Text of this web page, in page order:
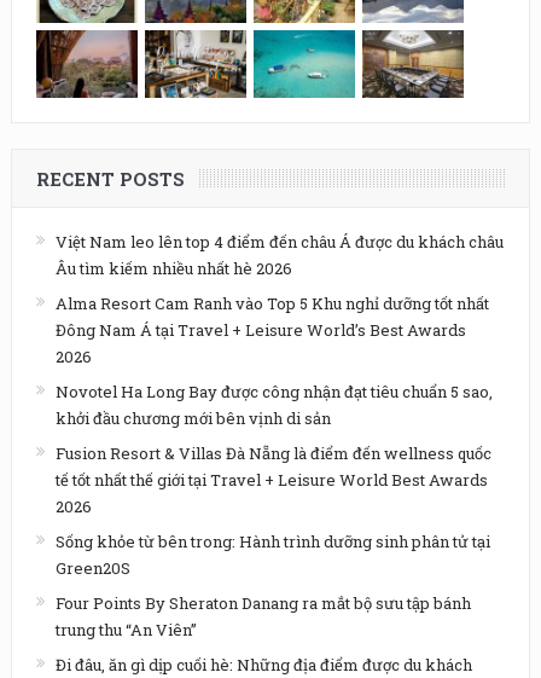
RECENT POSTS
Việt Nam leo lên top 4 điểm đến châu Á được du khách châu
Âu tìm kiếm nhiều nhất hè 2026
Alma Resort Cam Ranh vào Top 5 Khu nghỉ dưỡng tốt nhất
Đông Nam Á tại Travel + Leisure World’s Best Awards
2026
Novotel Ha Long Bay được công nhận đạt tiêu chuẩn 5 sao,
khởi đầu chương mới bên vịnh di sản
Fusion Resort & Villas Đà Nẵng là điểm đến wellness quốc
tế tốt nhất thế giới tại Travel + Leisure World Best Awards
2026
Sống khỏe từ bên trong: Hành trình dưỡng sinh phân tử tại
Green20S
Four Points By Sheraton Danang ra mắt bộ sưu tập bánh
trung thu “An Viên”
Đi đâu, ăn gì dịp cuối hè: Những địa điểm được du khách